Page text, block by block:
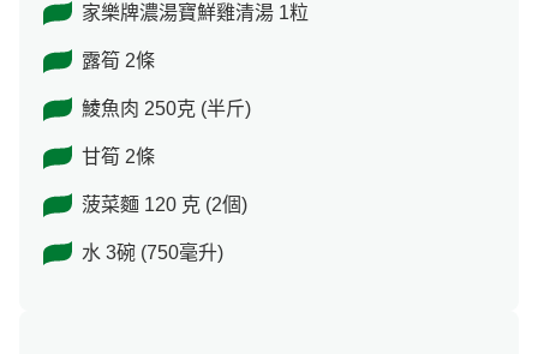
家樂牌濃湯寶鮮雞清湯 1粒
露筍 2條
鯪魚肉 250克 (半斤)
甘筍 2條
菠菜麵 120 克 (2個)
水 3碗 (750毫升)